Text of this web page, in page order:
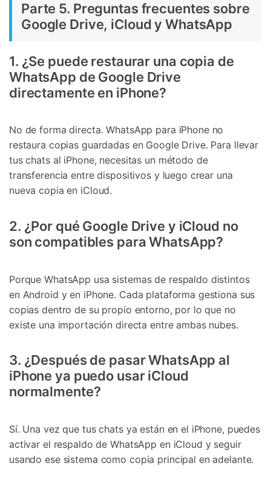
Parte 5. Preguntas frecuentes sobre
Google Drive, iCloud y WhatsApp
1. ¿Se puede restaurar una copia de
WhatsApp de Google Drive
directamente en iPhone?
No de forma directa. WhatsApp para iPhone no
restaura copias guardadas en Google Drive. Para llevar
tus chats al iPhone, necesitas un método de
transferencia entre dispositivos y luego crear una
nueva copia en iCloud.
2. ¿Por qué Google Drive y iCloud no
son compatibles para WhatsApp?
Porque WhatsApp usa sistemas de respaldo distintos
en Android y en iPhone. Cada plataforma gestiona sus
copias dentro de su propio entorno, por lo que no
existe una importación directa entre ambas nubes.
3. ¿Después de pasar WhatsApp al
iPhone ya puedo usar iCloud
normalmente?
Sí. Una vez que tus chats ya están en el iPhone, puedes
activar el respaldo de WhatsApp en iCloud y seguir
usando ese sistema como copia principal en adelante.